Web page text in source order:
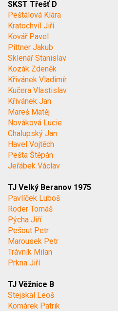
SKST Třešť D
Peštálová Klára
Kratochvíl Jiří
Kovář Pavel
Pittner Jakub
Sklenář Stanislav
Kozák Zdeněk
Křivánek Vladimír
Kučera Vlastislav
Křivánek Jan
Mareš Matěj
Nováková Lucie
Chalupský Jan
Havel Vojtěch
Pešta Štěpán
Jeřábek Václav
TJ Velký Beranov 1975
Pavlíček Luboš
Röder Tomáš
Pýcha Jiří
Pešout Petr
Marousek Petr
Trávník Milan
Prkna Jiří
TJ Věžnice B
Stejskal Leoš
Komárek Patrik